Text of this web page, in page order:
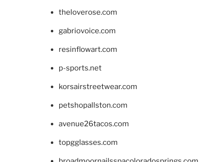
theloverose.com
gabriovoice.com
resinflowart.com
p-sports.net
korsairstreetwear.com
petshopallston.com
avenue26tacos.com
topgglasses.com